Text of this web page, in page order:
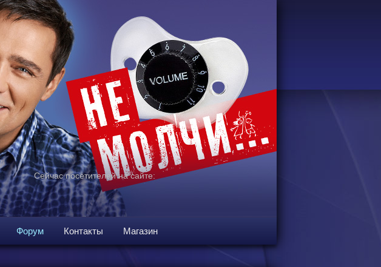
Сейчас посетителей на сайте:
Форум Контакты Магазин